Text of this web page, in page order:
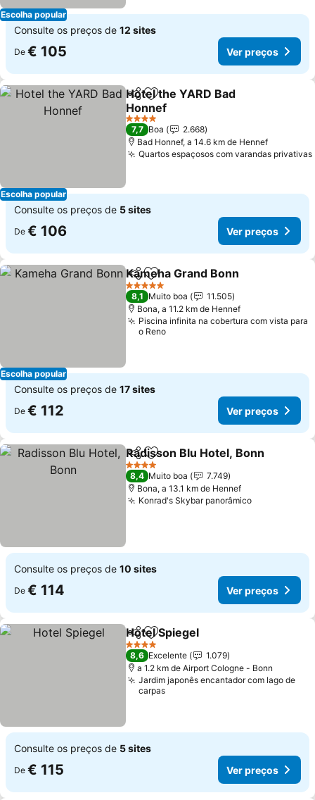
Escolha popular
Consulte os preços de 12 sites
De € 105 Ver preços
Escolha popular
PartilharAdicionar aos favoritos
Hotel the YARD Bad
Honnef
Ver preços
4 Estrelas
7,7 Boa
2.668
Bad Honnef, a 14.6 km de Hennef
Quartos espaçosos com varandas privativas
Consulte os preços de 5 sites
De € 106 Ver preços
Escolha popular
PartilharAdicionar aos favoritos
Kameha Grand Bonn
5 Estrelas
8,1 Muito boa
11.505
Bona, a 11.2 km de Hennef
Piscina infinita na cobertura com vista para
o Reno
Consulte os preços de 17 sites
De € 112 Ver preços
PartilharAdicionar aos favoritos
Radisson Blu Hotel, Bonn
4 Estrelas
8,4 Muito boa
7.749
Bona, a 13.1 km de Hennef
Konrad's Skybar panorâmicoVer preços
Consulte os preços de 10 sites
De € 114 Ver preços
PartilharAdicionar aos favoritos
Hotel Spiegel
4 Estrelas
8,6 Excelente
1.079
a 1.2 km de Airport Cologne - Bonn
Jardim japonês encantador com lago de
carpas
Consulte os preços de 5 sites
De € 115 Ver preços